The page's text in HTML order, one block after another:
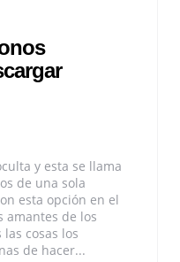
y esta se llama
de una sola
esta opción en el
amantes de los
cosas los
de hacer...